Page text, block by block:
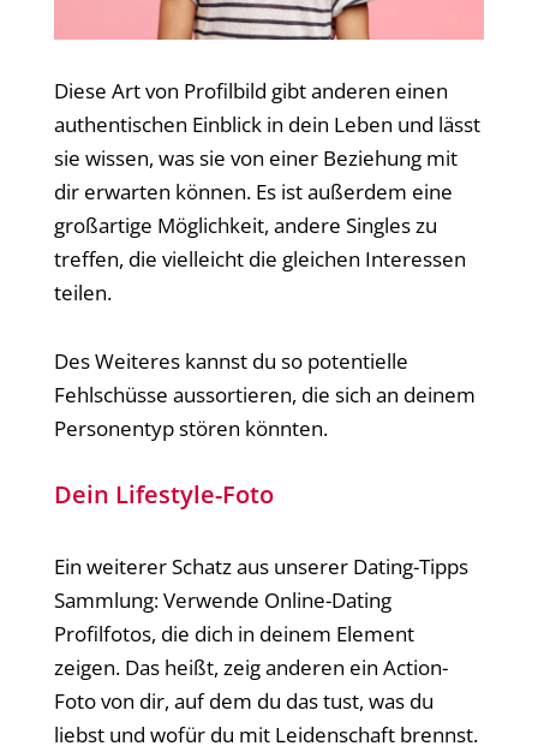
Diese Art von Profilbild gibt anderen einen
authentischen Einblick in dein Leben und lässt
sie wissen, was sie von einer Beziehung mit
dir erwarten können. Es ist außerdem eine
großartige Möglichkeit, andere Singles zu
treffen, die vielleicht die gleichen Interessen
teilen.
Des Weiteres kannst du so potentielle
Fehlschüsse aussortieren, die sich an deinem
Personentyp stören könnten.
Dein Lifestyle-Foto
Ein weiterer Schatz aus unserer Dating-Tipps
Sammlung: Verwende Online-Dating
Profilfotos, die dich in deinem Element
zeigen. Das heißt, zeig anderen ein Action-
Foto von dir, auf dem du das tust, was du
liebst und wofür du mit Leidenschaft brennst.